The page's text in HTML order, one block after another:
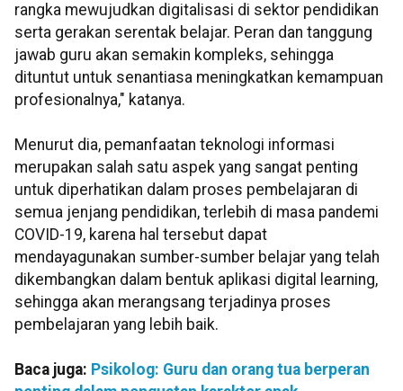
rangka mewujudkan digitalisasi di sektor pendidikan
serta gerakan serentak belajar. Peran dan tanggung
jawab guru akan semakin kompleks, sehingga
dituntut untuk senantiasa meningkatkan kemampuan
profesionalnya," katanya.
Menurut dia, pemanfaatan teknologi informasi
merupakan salah satu aspek yang sangat penting
untuk diperhatikan dalam proses pembelajaran di
semua jenjang pendidikan, terlebih di masa pandemi
COVID-19, karena hal tersebut dapat
mendayagunakan sumber-sumber belajar yang telah
dikembangkan dalam bentuk aplikasi digital learning,
sehingga akan merangsang terjadinya proses
pembelajaran yang lebih baik.
Baca juga: Psikolog: Guru dan orang tua berperan